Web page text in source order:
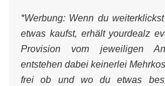
*Werbung: Wenn du
etwas kaufst, erhält yourdealz
Provision vom jeweiligen
entstehen dabei keinerlei
frei ob und wo du etwas